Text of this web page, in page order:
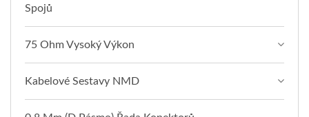
Spojů
75 Ohm Vysoký Výkon
Kabelové Sestavy NMD